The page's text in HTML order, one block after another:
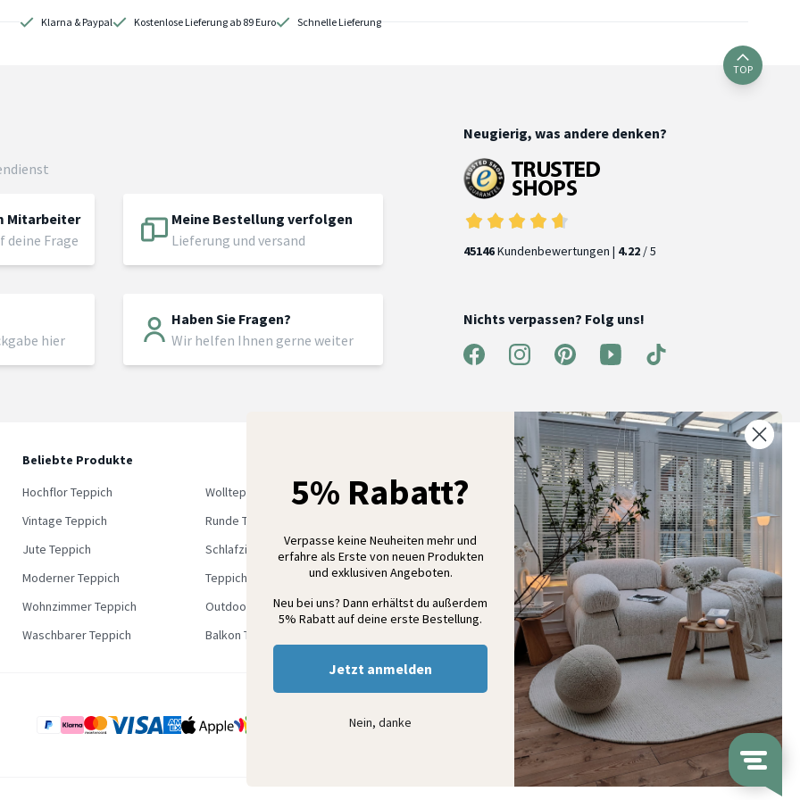
Klarna & Paypal Kostenlose Lieferung ab 89 Euro Schnelle Lieferung
TOP
Mitarbeiter
Frage
Meine Bestellung verfolgen
Lieferung und versand
hier
Haben Sie Fragen?
Wir helfen Ihnen gerne weiter
Neugierig, was andere denken?
45146Kundenbewertungen | 4.22 / 5
Nichts verpassen? Folg uns!
Beliebte Produkte
Hochflor Teppich
Wollteppich
Vintage Teppich
Runde Teppich
Jute Teppich
Schlafzimmer Teppich
Moderner Teppich
Teppich Outlet
Wohnzimmer Teppich
Outdoor Teppich
Waschbarer Teppich
Balkon Teppich
5% Rabatt auf deine erste Bestellung
Melde dich für unseren Newsletter an und entdecke neue
Kollektionen, Angebote und Wohnideen als Erstes
Anmelden
5% Rabatt?
Verpasse keine Neuheiten mehr und
erfahre als Erste von neuen Produkten
und exklusiven Angeboten.
Neu bei uns? Dann erhältst du außerdem
5% Rabatt auf deine erste Bestellung.
Jetzt anmelden
Nein, danke